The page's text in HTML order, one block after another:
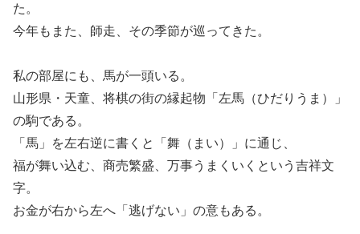
た。
今年もまた、師走、その季節が巡ってきた。
私の部屋にも、馬が一頭いる。
山形県・天童、将棋の街の縁起物「左馬（ひだりうま）」
の駒である。
「馬」を左右逆に書くと「舞（まい）」に通じ、
福が舞い込む、商売繁盛、万事うまくいくという吉祥文
字。
お金が右から左へ「逃げない」の意もある。